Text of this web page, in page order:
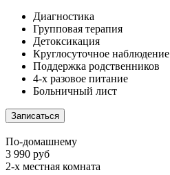
Диагностика
Групповая терапия
Детоксикация
Круглосуточное наблюдение
Поддержка родственников
4-х разовое питание
Больничный лист
Записаться
По-домашнему
3 990 руб
2-х местная комната